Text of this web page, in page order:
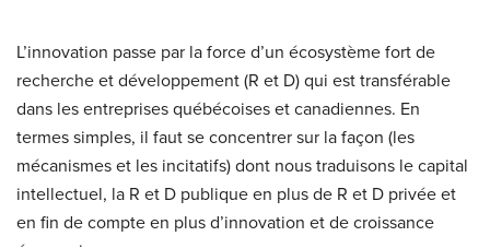
L’innovation passe par la force d’un écosystème fort de
recherche et développement (R et D) qui est transférable
dans les entreprises québécoises et canadiennes. En
termes simples, il faut se concentrer sur la façon (les
mécanismes et les incitatifs) dont nous traduisons le capital
intellectuel, la R et D publique en plus de R et D privée et
en fin de compte en plus d’innovation et de croissance